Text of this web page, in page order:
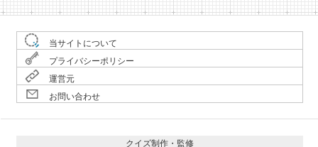
当サイトについて
プライバシーポリシー
運営元
お問い合わせ
クイズ制作・監修